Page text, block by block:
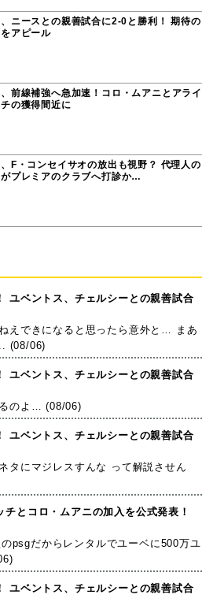
ニースとの親善試合に2-0と勝利！ 期待の
アピール
前線補強へ急加速！コロ・ムアニとアライ
の獲得間近に
F・コンセイサオの放出も視野？ 代理人の
プレミアのクラブへ打診か…
ユベントス、チェルシーとの親善試合
えできになると思ったら意外と… まあ
(08/06)
ユベントス、チェルシーとの親善試合
のよ… (08/06)
ユベントス、チェルシーとの親善試合
タにマジレスすんな って解説させん
とコロ・ムアニの加入を公式発表！
psgだからレンタルでユーベに500万ユ
ユベントス、チェルシーとの親善試合